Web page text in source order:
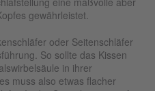
gewährleistet.
oder Seitenschläfer
So sollte das Kissen
in ihrer
muss also etwas flacher